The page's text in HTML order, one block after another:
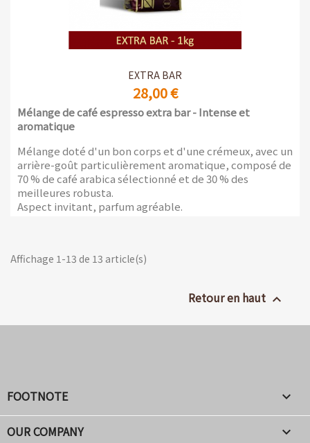
EXTRA BAR
28,00 €
Mélange de café espresso extra bar -Intense et
aromatique
Mélange doté d'un bon corps et d'une crémeux, avec un
arrière-goût particulièrement aromatique, composé de
70 % de café arabica sélectionné et de 30 % des
meilleures robusta.
Aspect invitant, parfum agréable.
Affichage 1-13 de 13 article(s)
Retour en haut 
FOOTNOTE 
OUR COMPANY 